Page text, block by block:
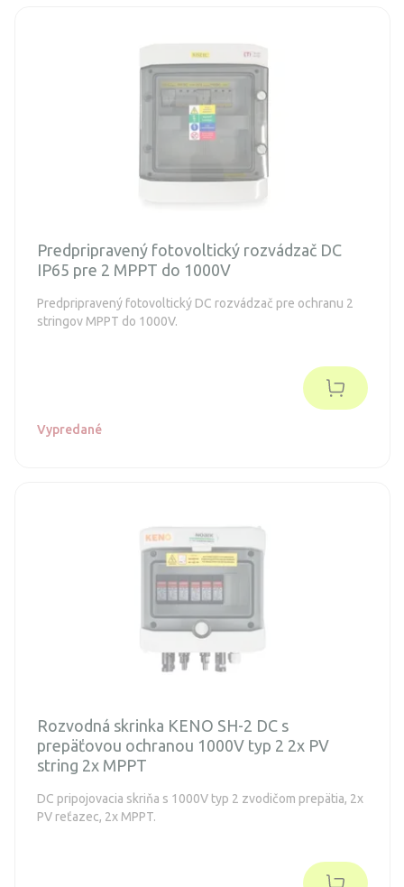
Predpripravený fotovoltický rozvádzač DC
IP65 pre 2 MPPT do 1000V
Predpripravený fotovoltický DC rozvádzač pre ochranu 2
stringov MPPT do 1000V.
Vypredané
Rozvodná skrinka KENO SH-2 DC s
prepäťovou ochranou 1000V typ 2 2x PV
string 2x MPPT
DC pripojovacia skriňa s 1000V typ 2 zvodičom prepätia, 2x
PV reťazec, 2x MPPT.